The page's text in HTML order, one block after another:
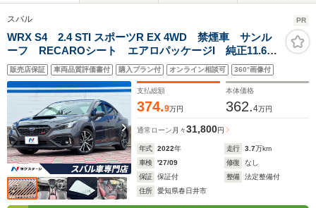
スバル PR
WRX S4 2.4 STI スポーツR EX 4WD 禁煙車 サンル
ーフ RECAROシート エアロパッケージI 純正11.6イ
ンチナビ ETC フロント＆サイド＆バックカメラ
LEDライナー シートヒーター シートポジションメモ
リー 純正アルミ
販売店保証 車両品質評価書付 購入プラン付 オンライン相談可 360°画像付
支払総額
374.9万円
本体価格
362.4万円
通常ローン 月々31,800円
年式 2022年 走行 3.7万km
車検
'27/09 修復
なし
保証
保証付 整備
法定整備付
住所
愛知県春日井市